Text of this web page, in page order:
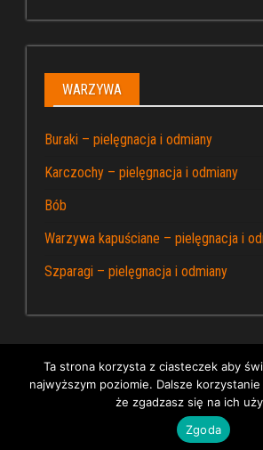
WARZYWA
Buraki – pielęgnacja i odmiany
Karczochy – pielęgnacja i odmiany
Bób
Warzywa kapuściane – pielęgnacja i
Szparagi – pielęgnacja i odmiany
Dumnie wspierane przez WordPress
ogrodniczy
Ta strona korzysta z ciasteczek aby
najwyższym poziomie. Dalsze
że zgadzasz się na ich
Zgoda